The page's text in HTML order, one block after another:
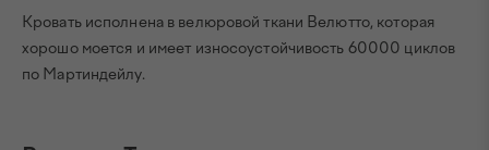
Кровать исполнена в велюровой ткани Велютто, которая
хорошо моется и имеет износоустойчивость 60000 циклов
по Мартиндейлу.